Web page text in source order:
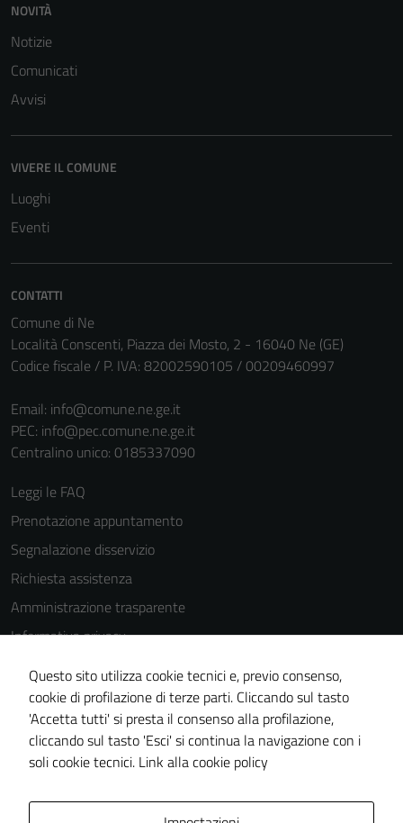
NOVITÀ
Notizie
Comunicati
Avvisi
VIVERE IL COMUNE
Luoghi
Eventi
CONTATTI
Comune di Ne
Località Conscenti, Piazza dei Mosto, 2 - 16040 Ne (GE)
Codice fiscale / P. IVA: 82002590105 / 00209460997
Email: info@comune.ne.ge.it
PEC: info@pec.comune.ne.ge.it
Centralino unico: 0185337090
Leggi le FAQ
Prenotazione appuntamento
Segnalazione disservizio
Richiesta assistenza
Amministrazione trasparente
Informativa privacy
Cookie Policy
Note legali
Dichiarazione di accessibilità
Piano di miglioramento del sito
Questo sito utilizza cookie tecnici e, previo consenso,
cookie di profilazione di terze parti. Cliccando sul tasto
'Accetta tutti' si presta il consenso alla profilazione,
cliccando sul tasto 'Esci' si continua la navigazione con i
soli cookie tecnici. Link alla cookie policy
sono necessari
per il